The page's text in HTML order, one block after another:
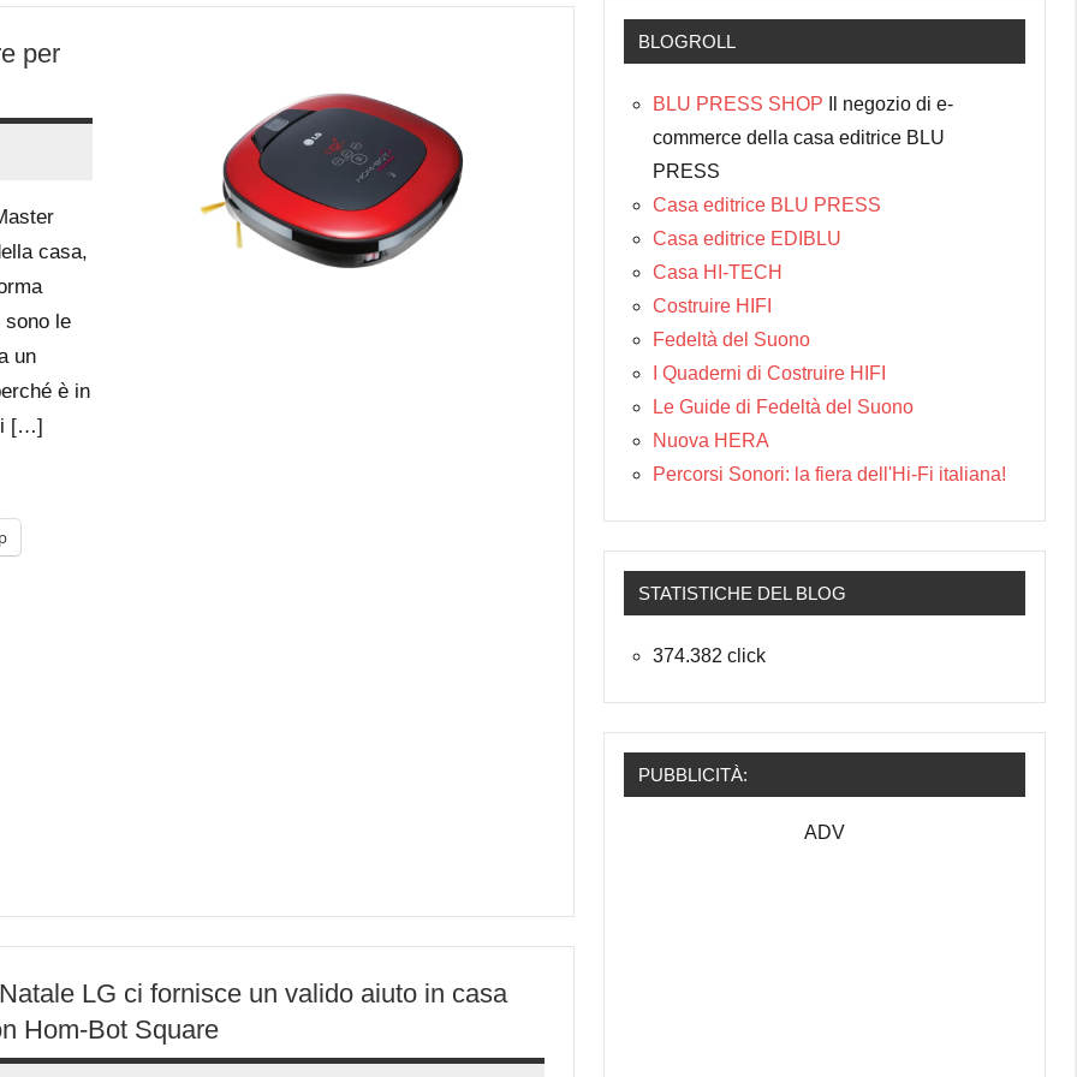
per
casa,
sono le
un
è in
[…]
LG ci fornisce un valido aiuto in casa
Hom-Bot Square
BLOGROLL
BLU PRESS SHOP Il negozio di e-
commerce della casa editrice BLU
PRESS
Casa editrice BLU PRESS
Casa editrice EDIBLU
Casa HI-TECH
Costruire HIFI
Fedeltà del Suono
I Quaderni di Costruire HIFI
Le Guide di Fedeltà del Suono
Nuova HERA
Percorsi Sonori: la fiera dell'Hi-Fi italiana!
STATISTICHE DEL BLOG
374.382 click
PUBBLICITÀ:
ADV